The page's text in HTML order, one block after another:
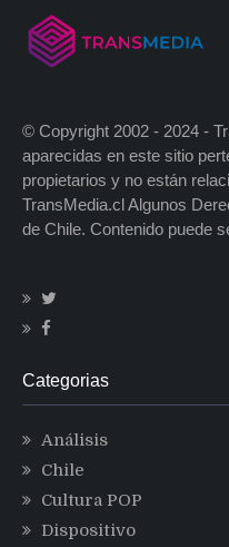
© Copyright 2002 - 2024 -
aparecidas en este sitio
propietarios y no están
TransMedia.cl Algunos
de Chile. Contenido puede
Categorias
Análisis
Chile
Cultura POP
Dispositivo